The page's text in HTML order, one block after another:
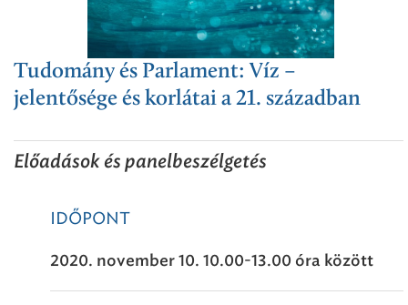
Tudomány és Parlament: Víz –
jelentősége és korlátai a 21. században
Előadások és panelbeszélgetés
IDŐPONT
2020. november 10. 10.00-13.00 óra között